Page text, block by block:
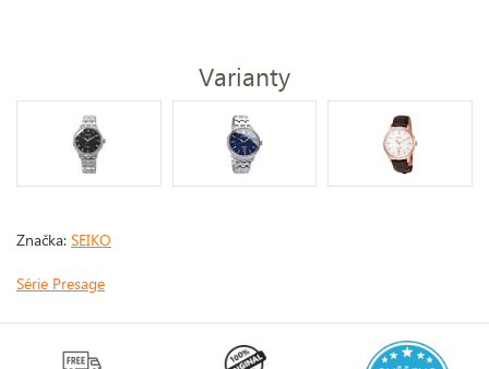
Varianty
Značka: SEIKO
Série Presage